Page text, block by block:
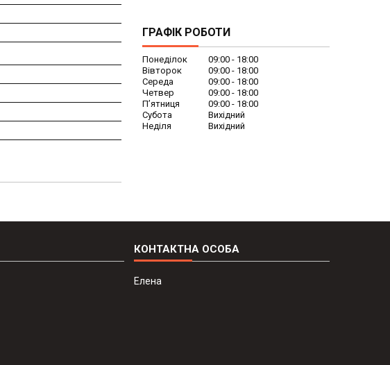
ГРАФІК РОБОТИ
Понеділок 09:00
18:00
Вівторок
09:00
18:00
Середа
09:00
18:00
Четвер
09:00
18:00
Пʼятниця
09:00
18:00
Субота
Вихідний
Неділя
Вихідний
Елена